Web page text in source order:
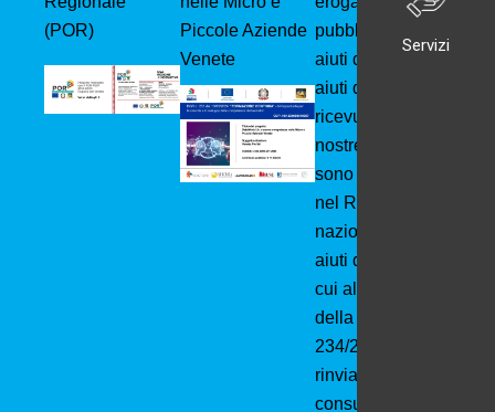
(POR)
Piccole Aziende
Venete
pubbliche: Gli
aiuti di Stato e gli
aiuti de minimis
ricevuti dalle
nostre imprese
sono contenuti
nel Registro
nazionale degli
aiuti di Stato di
cui all’art. 52
della L.
234/2012 a cui si
rinvia e
consultabili al
Servizi